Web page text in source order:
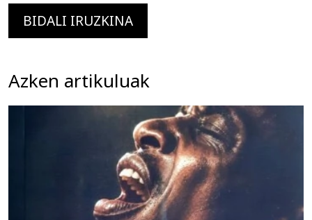
Azken artikuluak